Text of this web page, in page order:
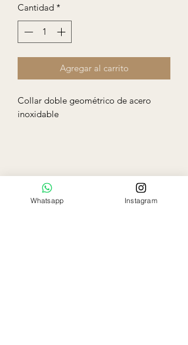
Cantidad *
Agregar al carrito
Collar doble geométrico de acero
inoxidable
Whatsapp Instagram